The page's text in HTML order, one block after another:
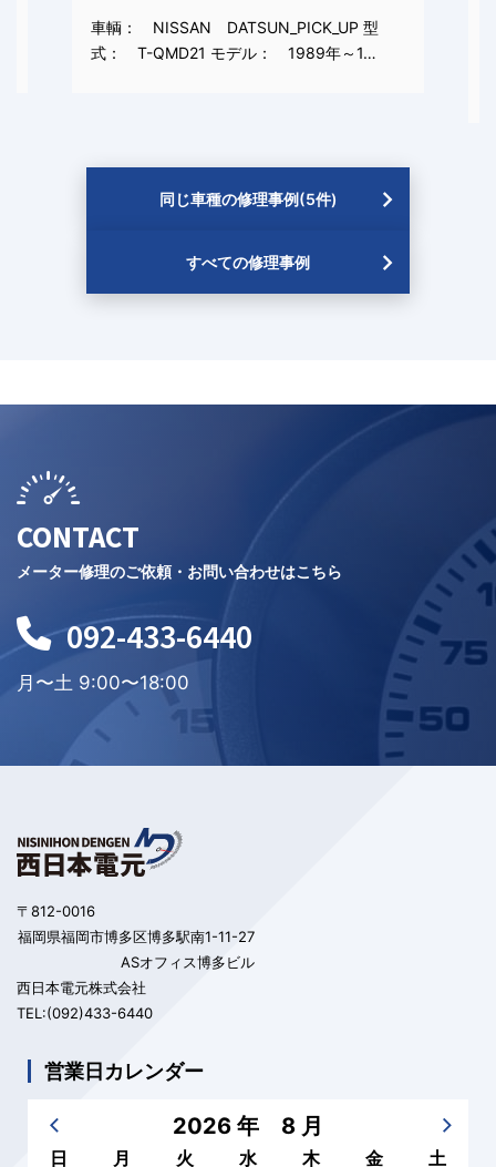
車輌： NISSAN DATSUN_PICK_UP 型
式： T-QMD21 モデル： 1989年～1…
同じ車種の修理事例(5件)
すべての修理事例
CONTACT
メーター修理のご依頼・お問い合わせはこちら
092-433-6440
月〜土 9:00〜18:00
〒812-0016
福岡県福岡市博多区博多駅南1-11-27
ASオフィス博多ビル
西日本電元株式会社
TEL:(092)433-6440
営業日カレンダー
2026 年 8 月
日 月 火 水 木 金 土